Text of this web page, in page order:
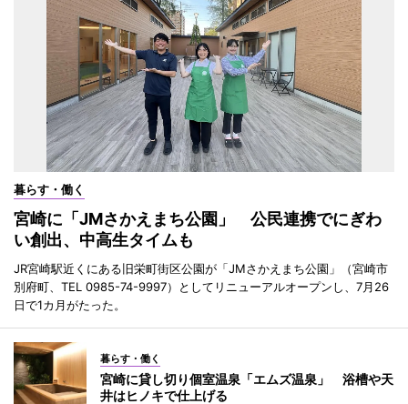
暮らす・働く
宮崎に「JMさかえまち公園」 公民連携でにぎわ
い創出、中高生タイムも
JR宮崎駅近くにある旧栄町街区公園が「JMさかえまち公園」（宮崎市
別府町、TEL 0985-74-9997）としてリニューアルオープンし、7月26
日で1カ月がたった。
暮らす・働く
宮崎に貸し切り個室温泉「エムズ温泉」 浴槽や天
井はヒノキで仕上げる